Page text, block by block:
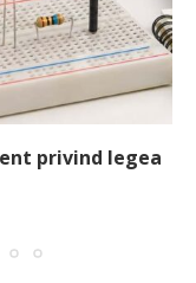
privind legea